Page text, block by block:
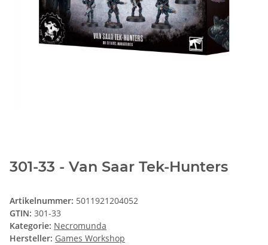
301-33 - Van Saar Tek-Hunters
Artikelnummer: 5011921204052
GTIN: 301-33
Kategorie: Necromunda
Hersteller: Games Workshop